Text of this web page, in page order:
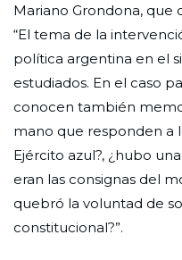
Mariano Grondona, que
“El tema de la
política argentina en el
estudiados. En el caso
conocen también
mano que responden a
Ejército azul?, ¿hubo
eran las consignas del
quebró la voluntad de
constitucional?”.